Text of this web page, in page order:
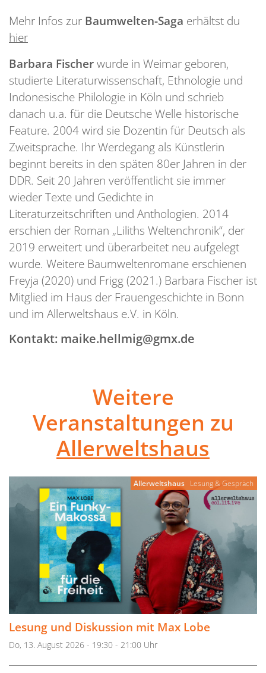
Mehr Infos zur Baumwelten-Saga erhältst du
hier
Barbara Fischerwurde in Weimar geboren,
studierte Literaturwissenschaft, Ethnologie und
Indonesische Philologie in Köln und schrieb
danach u.a. für die Deutsche Welle historische
Feature. 2004 wird sie Dozentin für Deutsch als
Zweitsprache. Ihr Werdegang als Künstlerin
beginnt bereits in den späten 80er Jahren in der
DDR. Seit 20 Jahren veröffentlicht sie immer
wieder Texte und Gedichte in
Literaturzeitschriften und Anthologien. 2014
erschien der Roman „Liliths Weltenchronik“, der
2019 erweitert und überarbeitet neu aufgelegt
wurde. Weitere Baumweltenromane erschienen
Freyja (2020) und Frigg (2021.) Barbara Fischer ist
Mitglied im Haus der Frauengeschichte in Bonn
und im Allerweltshaus e.V. in Köln.
Kontakt: maike.hellmig@gmx.de
Weitere
Veranstaltungen zu
Allerweltshaus
Allerweltshaus Lesung & Gespräch
Lesung und Diskussion mit Max Lobe
Do, 13. August 2026 - 19:30 - 21:00 Uhr